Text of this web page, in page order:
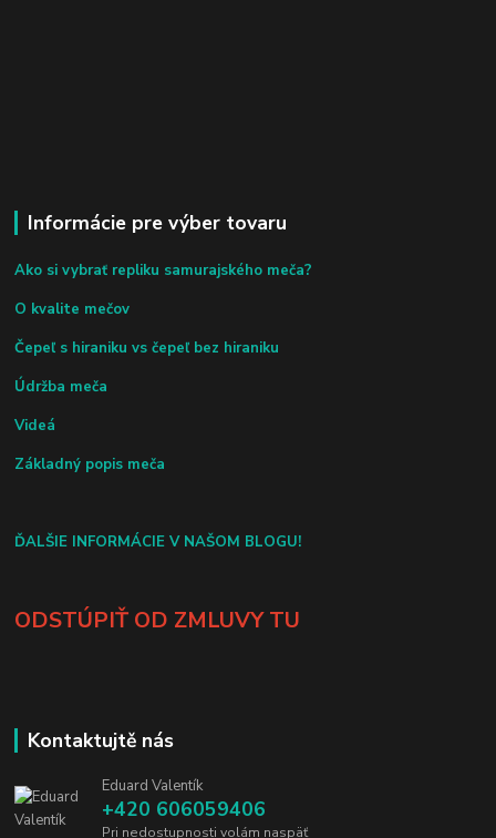
Informácie pre výber tovaru
Ako si vybrať repliku samurajského meča?
O kvalite mečov
Čepeľ s hiraniku vs čepeľ bez hiraniku
Údržba meča
Videá
Základný popis meča
ĎALŠIE INFORMÁCIE V NAŠOM BLOGU!
ODSTÚPIŤ OD ZMLUVY TU
Kontaktujtě nás
Eduard Valentík
+420 606059406
Pri nedostupnosti volám naspäť